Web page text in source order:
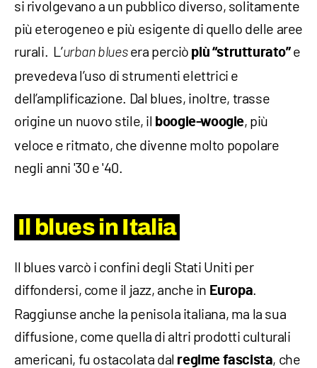
si rivolgevano a un pubblico diverso, solitamente
più eterogeneo e più esigente di quello delle aree
rurali. L’urban bluesera perciò più “strutturato”e
prevedeva l’uso di strumenti elettrici e
dell’amplificazione. Dal blues, inoltre, trasse
origine un nuovo stile, il boogie-woogie, più
veloce e ritmato, che divenne molto popolare
negli anni '30 e '40.
Il blues in Italia
Il blues varcò i confini degli Stati Uniti per
diffondersi, come il jazz, anche in Europa
Raggiunse anche la penisola italiana, ma la sua
diffusione, come quella di altri prodotti culturali
americani, fu ostacolata dal regime fascista, che